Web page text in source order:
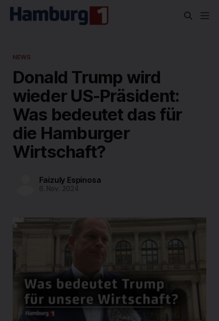
NEWS
Donald Trump wird
wieder US-Präsident:
Was bedeutet das für
die Hamburger
Wirtschaft?
Faizuly Espinosa
6. Nov. 2024